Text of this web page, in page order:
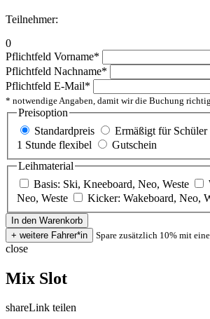
Teilnehmer:
0
Pflichtfeld Vorname*
Pflichtfeld Nachname*
Pflichtfeld E-Mail*
* notwendige Angaben, damit wir die Buchung
Preisoption
Standardpreis
Ermäßigt für
1 Stunde flexibel
Gutschein
Leihmaterial
Basis: Ski, Kneeboard, Neo, Weste
Neo, Weste
Kicker: Wakeboard, Neo,
Spare zusätzlich 10% mit
close
Mix Slot
shareLink teilen